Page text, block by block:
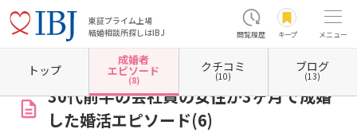
東証プライム上場
結婚相談所探しはIBJ
閲覧履歴 キープ メニュー
ホーム 千葉県の結婚相談所 千葉県松戸市 コネクション 成婚者エピソード一覧
30代前半の会社員の女性が3ヶ月で成婚
した婚活エピソード(6)
トップ
成婚者
エピソード
(8)
クチコミ
(10)
ブログ
(13)